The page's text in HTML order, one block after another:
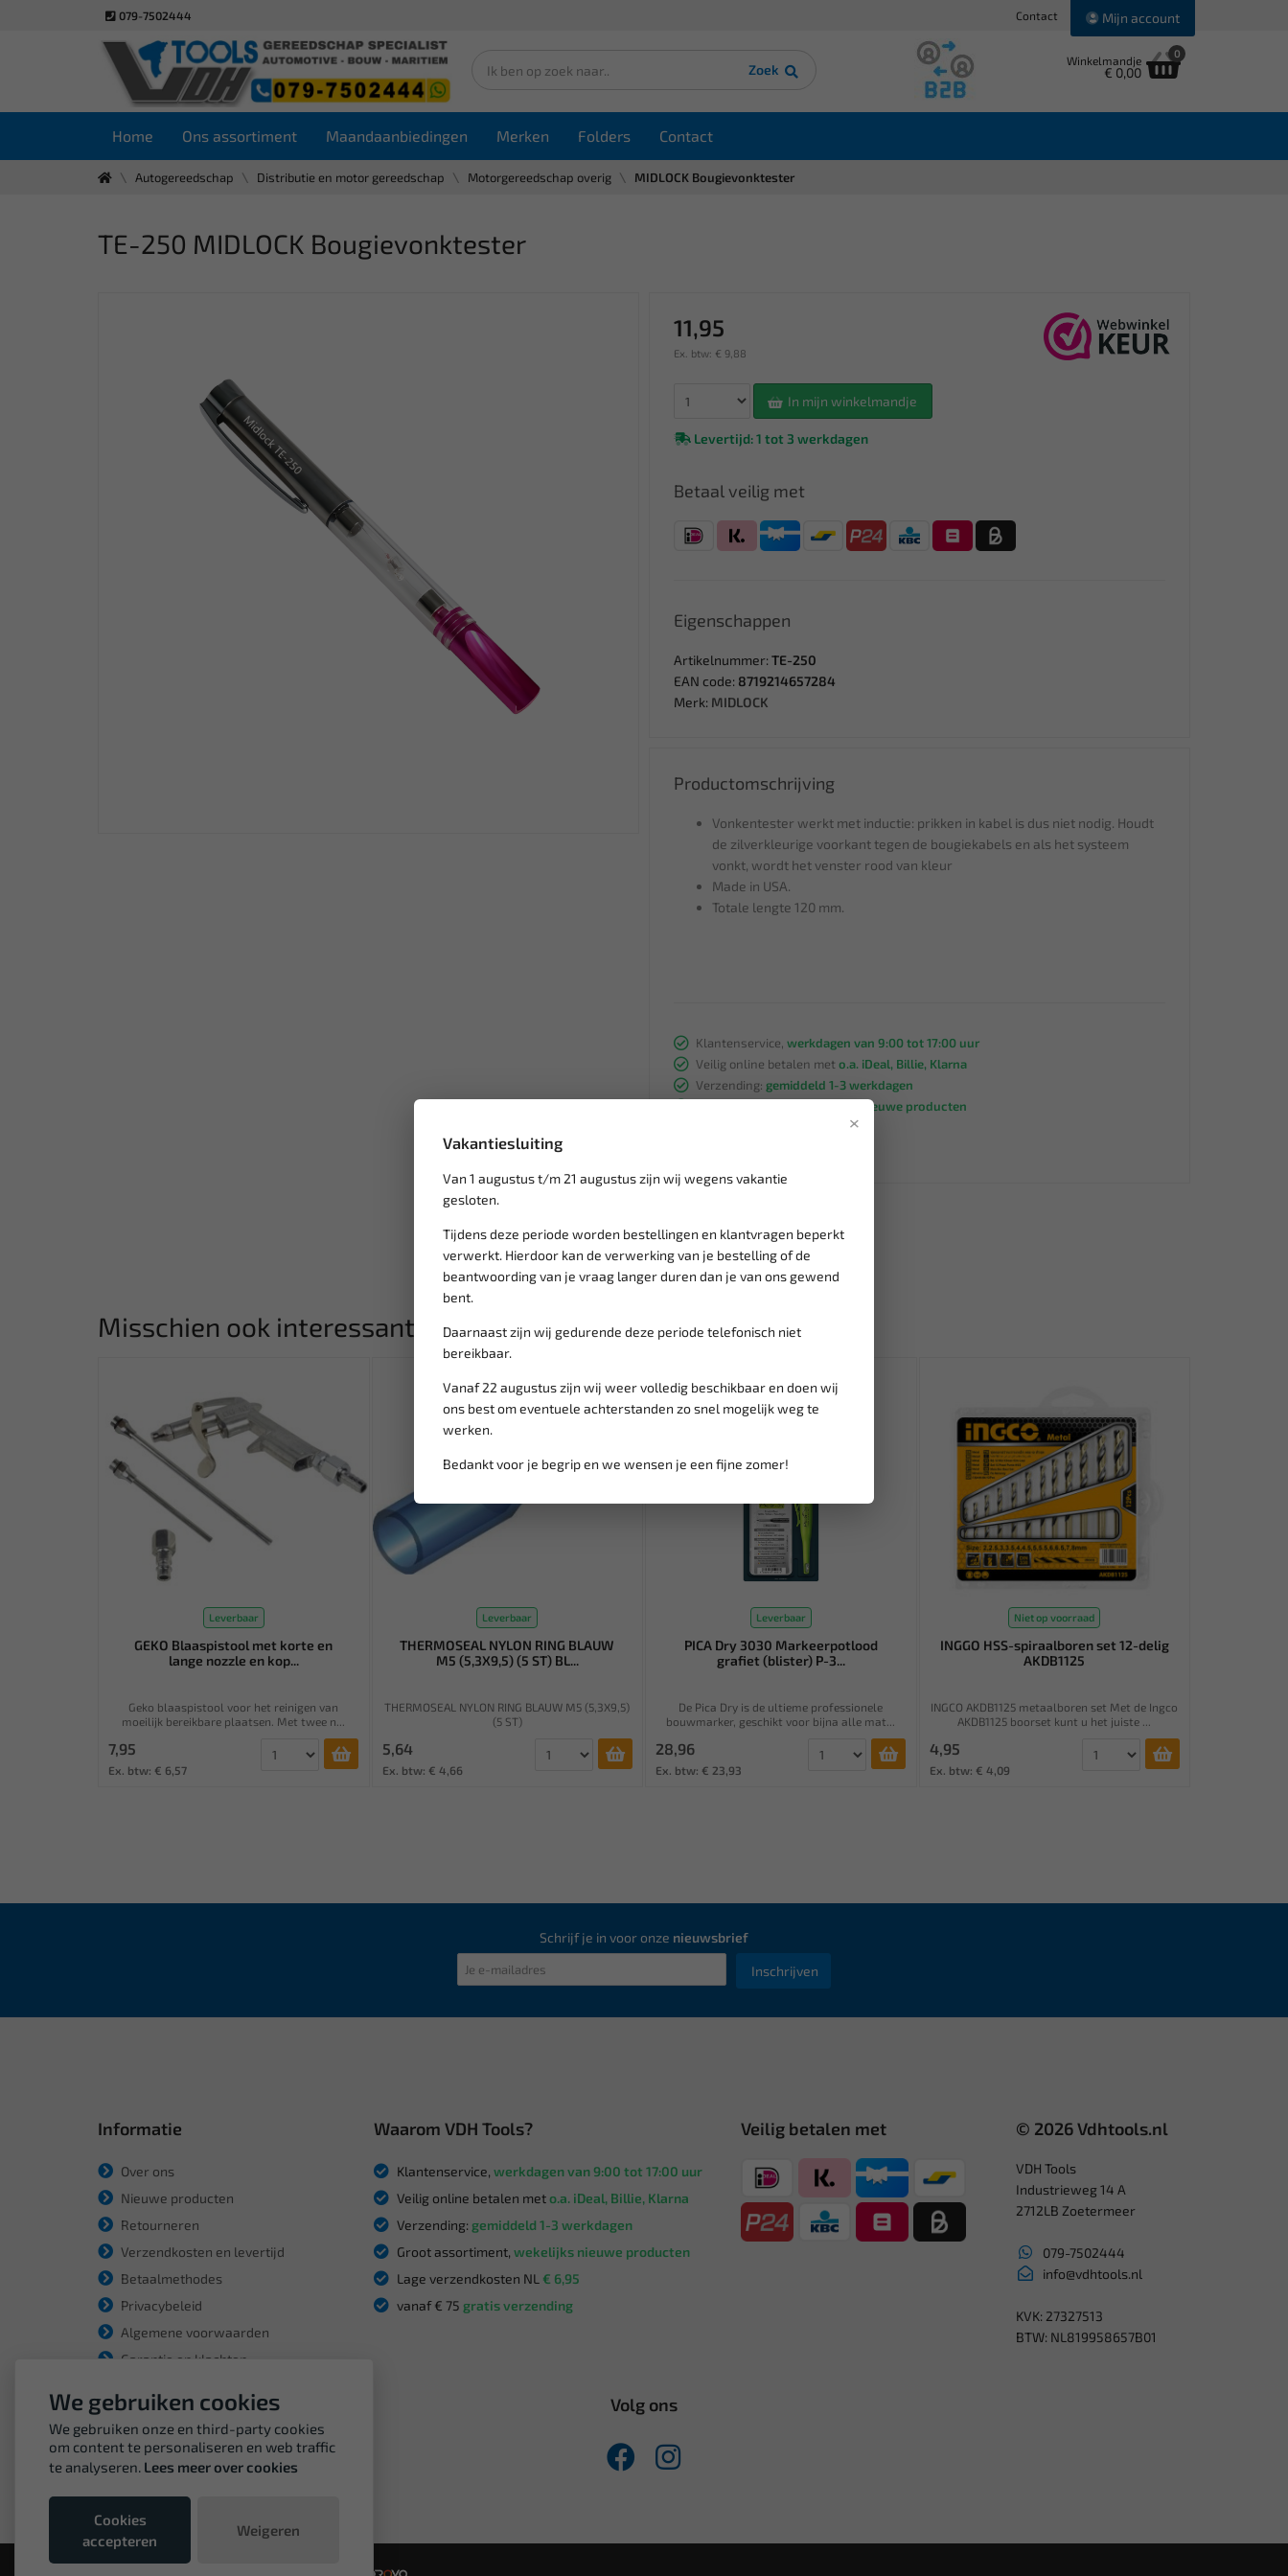
079-7502444 Contact Mijn account
Zoek
Winkelmandje
€ 0,00
0
Home Ons assortiment Maandaanbiedingen Merken Folders Contact
Autogereedschap Distributie en motor gereedschap Motorgereedschap overig MIDLOCK Bougievonktester
×
Vakantiesluiting
Van 1 augustus t/m 21 augustus zijn wij wegens vakantie
gesloten.
Tijdens deze periode worden bestellingen en klantvragen beperkt
verwerkt. Hierdoor kan de verwerking van je bestelling of de
beantwoording van je vraag langer duren dan je van ons gewend
bent.
Daarnaast zijn wij gedurende deze periode telefonisch niet
bereikbaar.
Vanaf 22 augustus zijn wij weer volledig beschikbaar en doen wij
ons best om eventuele achterstanden zo snel mogelijk weg te
werken.
Bedankt voor je begrip en we wensen je een fijne zomer!
TE-250 MIDLOCK Bougievonktester
11,95
Ex. btw: € 9,88
In mijn winkelmandje
Levertijd: 1 tot 3 werkdagen
Betaal veilig met
Eigenschappen
Artikelnummer: TE-250
EAN code: 8719214657284
Merk: MIDLOCK
Productomschrijving
Vonkentester werkt met inductie: prikken in kabel is dus niet nodig. Houdt
de zilverkleurige voorkant tegen de bougiekabels en als het systeem
vonkt, wordt het venster rood van kleur
Made in USA.
Totale lengte 120 mm.
Klantenservice, werkdagen van 9:00 tot 17:00 uur
Veilig online betalen met o.a. iDeal, Billie, Klarna
Verzending: gemiddeld 1-3 werkdagen
wekelijks nieuwe producten
€ 6,95
Misschien ook interessant:
Leverbaar
GEKO Blaaspistool met korte en
lange nozzle en kop...
Geko blaaspistool voor het reinigen van
moeilijk bereikbare plaatsen. Met twee n...
7,95
Ex. btw: € 6,57
Leverbaar
THERMOSEAL NYLON RING BLAUW
M5 (5,3X9,5) (5 ST) BL...
THERMOSEAL NYLON RING BLAUW M5 (5,3X9,5)
(5 ST)
5,64
Ex. btw: € 4,66
Leverbaar
PICA Dry 3030 Markeerpotlood
grafiet (blister) P-3...
De Pica Dry is de ultieme professionele
bouwmarker, geschikt voor bijna alle mat...
28,96
Ex. btw: € 23,93
Niet op voorraad
INGGO HSS-spiraalboren set 12-delig
AKDB1125
INGCO AKDB1125 metaalboren set Met de Ingco
AKDB1125 boorset kunt u het juiste ...
4,95
Ex. btw: € 4,09
Schrijf je in voor onze nieuwsbrief
Inschrijven
Informatie
Over ons
Nieuwe producten
Retourneren
Verzendkosten en levertijd
Betaalmethodes
Privacybeleid
Algemene voorwaarden
Garantie en klachten
Waarom VDH Tools?
Klantenservice, werkdagen van 9:00 tot 17:00 uur
Veilig online betalen meto.a. iDeal, Billie, Klarna
Verzending: gemiddeld 1-3 werkdagen
Groot assortiment, wekelijks nieuwe producten
Lage verzendkosten NL € 6,95
vanaf € 75 gratis verzending
Veilig betalen met © 2026 Vdhtools.nl
VDH Tools
Industrieweg 14 A
2712LB Zoetermeer
079-7502444
info@vdhtools.nl
KVK: 27327513
BTW: NL819958657B01
Volg ons
We gebruiken cookies
We gebruiken onze en third-party cookies
om content te personaliseren en web traffic
te analyseren. Lees meer over cookies
Cookies
accepteren
Weigeren